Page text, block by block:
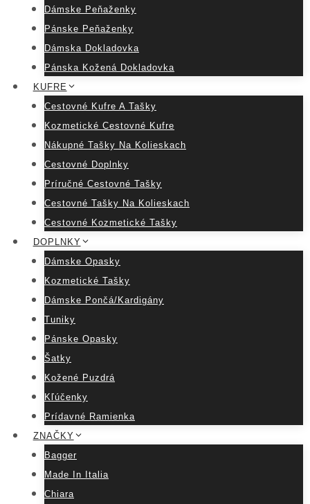
Dámske Peňaženky
Pánske Peňaženky
Dámska Dokladovka
Pánska Kožená Dokladovka
KUFRE
Cestovné Kufre A Tašky
Kozmetické Cestovné Kufre
Nákupné Tašky Na Kolieskach
Cestovné Doplnky
Príručné Cestovné Tašky
Cestovné Tašky Na Kolieskach
Cestovné Kozmetické Tašky
DOPLNKY
Dámske Opasky
Kozmetické Tašky
Dámske Pončá/Kardigány
Tuniky
Pánske Opasky
Šatky
Kožené Puzdrá
Kľúčenky
Prídavné Ramienka
ZNAČKY
Bagger
Made In Italia
Chiara